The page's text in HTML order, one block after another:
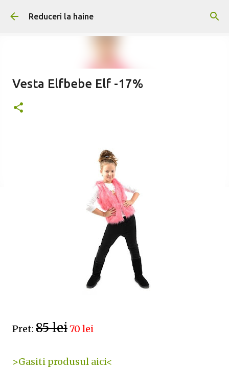
Treceți la conținutul principal
Reduceri la haine
Vesta Elfbebe Elf -17%
Pret: 85 lei70 lei
>Gasiti produsul aici<